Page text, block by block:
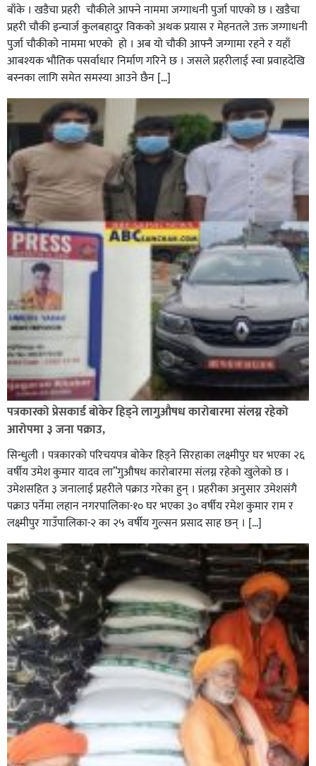
घोराहीको समृद्धिका लागि वडा–वडामा विशेष अभियान सञ्चालन
हुने,
बाँके । खडैचा प्रहरी चाैकीले आफ्ने नाममा जग्गाधनी पुर्जा पाएकाे छ । खडैचा
प्रहरी चाैकी इन्चार्ज कुलबहादुर विककाे अथक प्रयास र मेहनतले उक्त जग्गाधनी
पुर्जा चाैकीकाे नाममा भएको हाे । अब याे चाैकी आफ्नै जग्गामा रहने र यहाँ
आबश्यक भाैतिक पसर्वाधार निर्माण गरिने छ । जसले प्रहरीलाई स्वा प्रवाहदेखि
बस्नका लागि समेत समस्या आउने छैन […]
पत्रकारको प्रेसकार्ड बोकेर हिड्ने लागुऔषध कारोबारमा संलग्न रहेको
आरोपमा ३ जना पक्राउ,
सिन्धुली । पत्रकारको परिचयपत्र बोकेर हिड्ने सिरहाका लक्ष्मीपुर घर भएका २६
वर्षीय उमेश कुमार यादव ला”गुऔषध कारोबारमा संलग्न रहेको खुलेको छ ।
उमेशसहित ३ जनालाई प्रहरीले पक्राउ गरेका हुन् । प्रहरीका अनुसार उमेशसंगै
पक्राउ पर्नेमा लहान नगरपालिका-१० घर भएका ३० वर्षीय रमेश कुमार राम र
लक्ष्मीपुर गाउँपालिका-२ का २५ वर्षीय गुल्सन प्रसाद साह छन् । […]